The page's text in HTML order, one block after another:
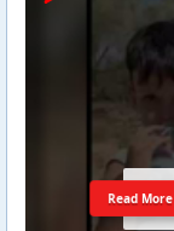
Read More